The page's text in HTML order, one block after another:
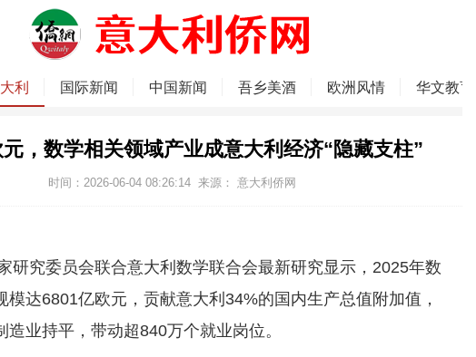
利 国际新闻 中国新闻 吾乡美酒 欧洲风情 华文教育
，数学相关领域产业成意大利经济“隐藏支柱”
时间：2026-06-04 08:26:14 来源： 意大利侨网
究委员会联合意大利数学联合会最新研究显示，2025年数
模达6801亿欧元，贡献意大利34%的国内生产总值附加值，
造业持平，带动超840万个就业岗位。